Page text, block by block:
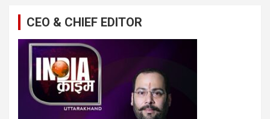
CEO & CHIEF EDITOR